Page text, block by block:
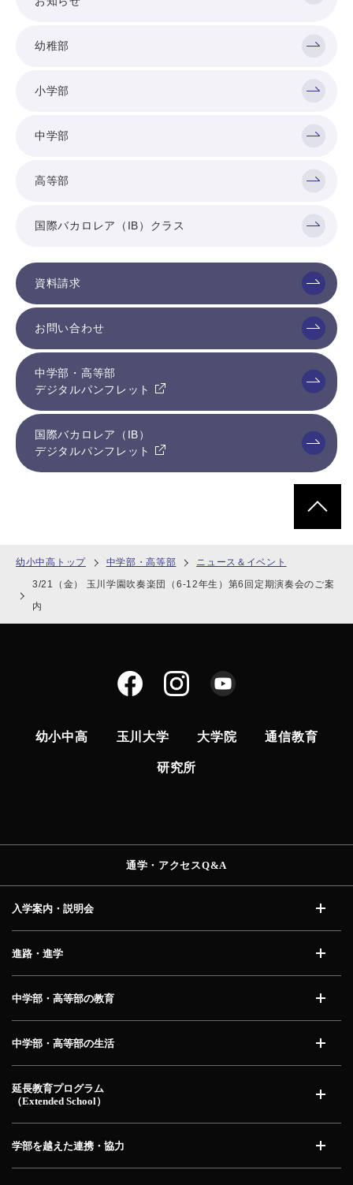
幼小中高トップ 中学部・高等部
ニュース＆イベント
3/21（金） 玉川学園吹奏楽団（6-12年生）第6回定期演奏会のご案
内
幼稚部
小学部
中学部
高等部
国際バカロレア（IB）クラス
資料請求
お問い合わせ
中学部・高等部
デジタルパンフレット
国際バカロレア（IB）
デジタルパンフレット
幼小中高 玉川大学 大学院 通信教育
研究所
通学・アクセスQ&A
入学案内・説明会
進路・進学
中学部・高等部の教育
中学部・高等部の生活
延長教育プログラム
（Extended School）
学部を越えた連携・協力